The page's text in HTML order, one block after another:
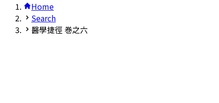
Home
Search
醫學捷徑 巻之六